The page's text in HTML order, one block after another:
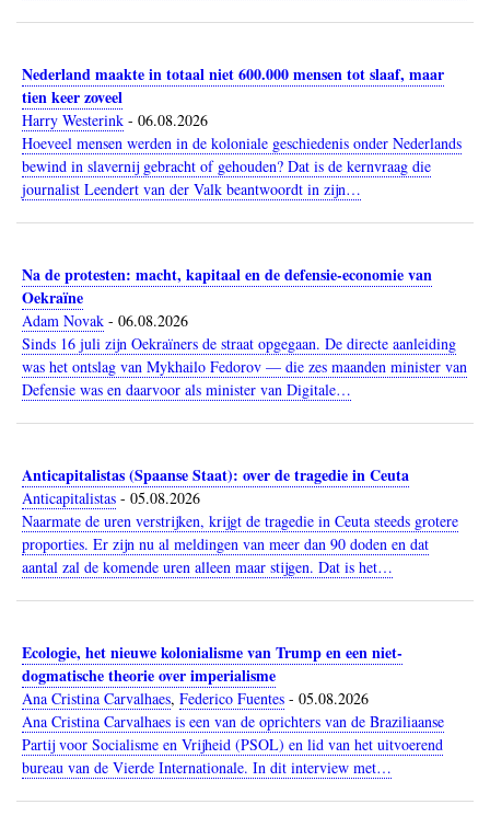
Nederland maakte in totaal niet 600.000 mensen tot slaaf, maar
tien keer zoveel
Harry Westerink - 06.08.2026
Hoeveel mensen werden in de koloniale geschiedenis onder Nederlands
bewind in slavernij gebracht of gehouden? Dat is de kernvraag die
journalist Leendert van der Valk beantwoordt in zijn…
Na de protesten: macht, kapitaal en de defensie-economie van
Oekraïne
Adam Novak - 06.08.2026
Sinds 16 juli zijn Oekraïners de straat opgegaan. De directe aanleiding
was het ontslag van Mykhailo Fedorov — die zes maanden minister van
Defensie was en daarvoor als minister van Digitale…
Anticapitalistas (Spaanse Staat): over de tragedie in Ceuta
Anticapitalistas - 05.08.2026
Naarmate de uren verstrijken, krijgt de tragedie in Ceuta steeds grotere
proporties. Er zijn nu al meldingen van meer dan 90 doden en dat
aantal zal de komende uren alleen maar stijgen. Dat is het…
Ecologie, het nieuwe kolonialisme van Trump en een niet-
dogmatische theorie over imperialisme
Ana Cristina Carvalhaes, Federico Fuentes - 05.08.2026
Ana Cristina Carvalhaes is een van de oprichters van de Braziliaanse
Partij voor Socialisme en Vrijheid (PSOL) en lid van het uitvoerend
bureau van de Vierde Internationale. In dit interview met…